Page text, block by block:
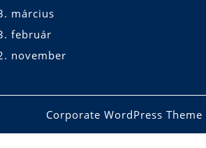
március
február
november
Corporate WordPress Theme